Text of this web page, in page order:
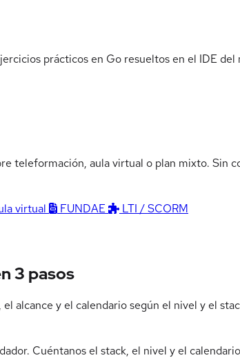
prácticos en Go resueltos en el IDE
teleformación, aula virtual o plan mixto. Sin
virtual FUNDAE LTI / SCORM
3 pasos
alcance y el calendario según el nivel y el
Cuéntanos el stack, el nivel y el